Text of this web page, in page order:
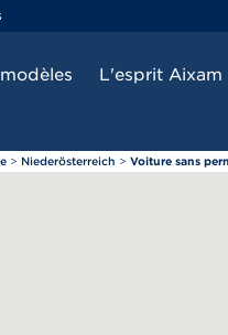
L'esprit Aixam
> Niederösterreich > Voiture sans